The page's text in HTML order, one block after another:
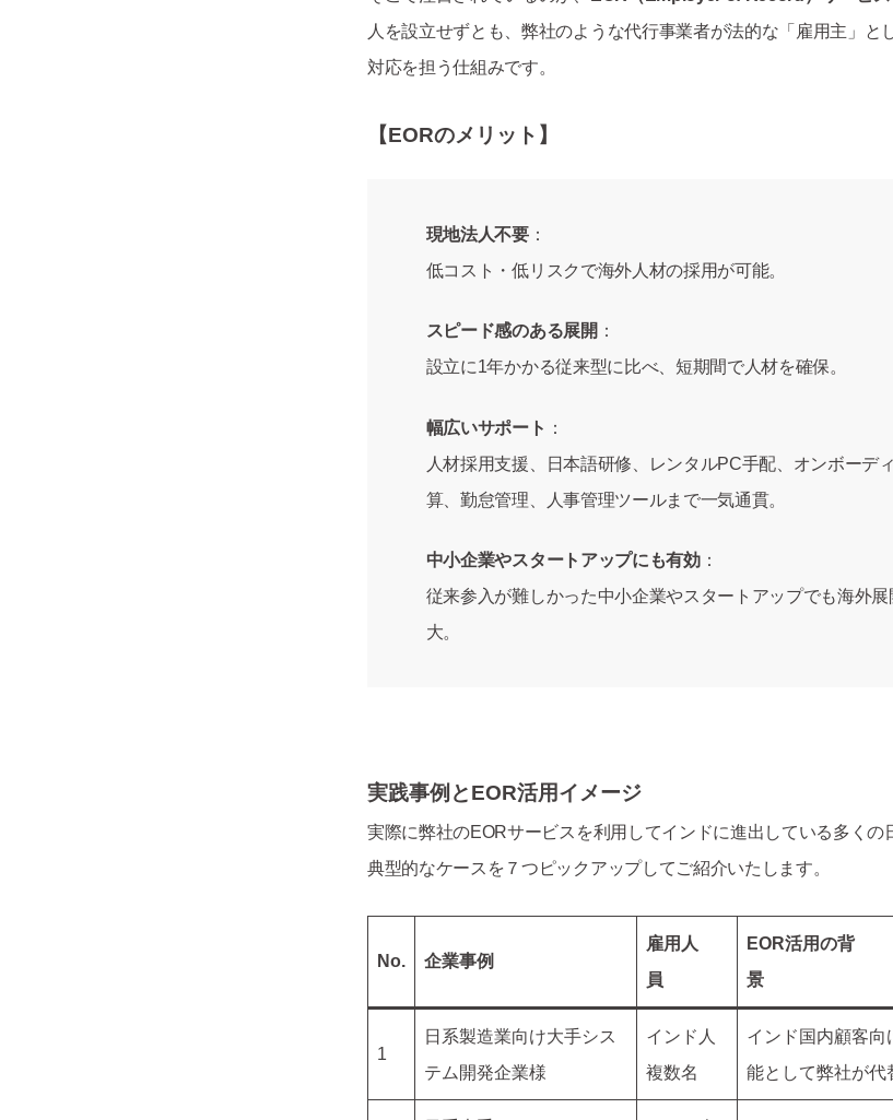
人を設立せずとも、弊社のような代行事業者が法的な「雇用主」と
対応を担う仕組みです。
【EORのメリット】
現地法人不要：
低コスト・低リスクで海外人材の採用が可能。
スピード感のある展開 ：
設立に1年かかる従来型に比べ、短期間で人材を確保。
幅広いサポート ：
人材採用支援、日本語研修、レンタルPC手配、オンボーデ
算、勤怠管理、人事管理ツールまで一気通貫。
中小企業やスタートアップにも有効：
従来参入が難しかった中小企業やスタートアップでも海外
大。
実践事例とEOR活用イメージ
実際に弊社のEORサービスを利用してインドに進出している多くの
典型的なケースを７つピックアップしてご紹介いたします。
No. 企業事例
雇用人
員
EOR活用の背
景
1
日系製造業向け大手シス
テム開発企業様
インド人
複数名
インド国内顧客
能として弊社が代